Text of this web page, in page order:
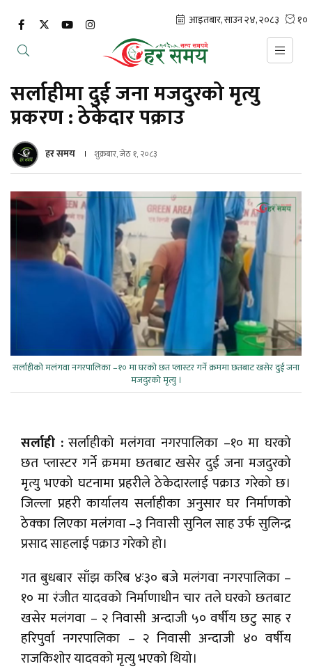
सर्लाहीमा दुई जना मजदुरको मृत्यु
प्रकरण : ठेकेदार पक्राउ
हर समय शुक्रबार, जेठ १, २०८३
सर्लाहीको मलंगवा नगरपालिका –१० मा घरको छत प्लास्टर गर्ने क्रममा छतबाट खसेर दुई जना
मजदुरको मृत्यु ।
सर्लाही :सर्लाहीको मलंगवा नगरपालिका –१० मा घरको
छत प्लास्टर गर्ने क्रममा छतबाट खसेर दुई जना मजदुरको
मृत्यु भएको घटनामा प्रहरीले ठेकेदारलाई पक्राउ गरेको छ।
जिल्ला प्रहरी कार्यालय सर्लाहीका अनुसार घर निर्माणको
ठेक्का लिएका मलंगवा –३ निवासी सुनिल साह उर्फ सुलिन्द्र
प्रसाद साहलाई पक्राउ गरेको हो।
गत बुधबार साँझ करिब ४ः३० बजे मलंगवा नगरपालिका –
१० मा रंजीत यादवको निर्माणाधीन चार तले घरको छतबाट
खसेर मलंगवा – २ निवासी अन्दाजी ५० वर्षीय छटु साह र
हरिपुर्वा नगरपालिका – २ निवासी अन्दाजी ४० वर्षीय
राजकिशोर यादवको मृत्यु भएको थियो।